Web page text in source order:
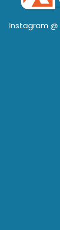
Instagram @